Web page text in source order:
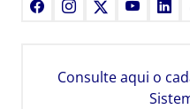
FacebookInstagram Youtube
Consulte aqui o